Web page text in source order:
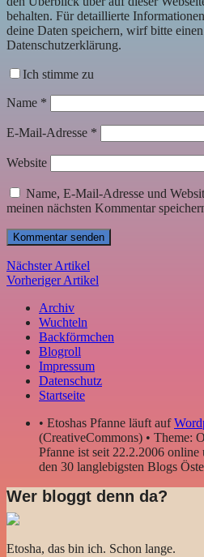
behalten. Für detaillierte
deine Daten speichern, wirf bitte
Datenschutzerklärung.
Ich stimme zu
Name *
E-Mail-Adresse *
Website
Name, E-Mail-Adresse und
meinen nächsten Kommentar
Nächster Artikel
Vorheriger Artikel
Archiv
Wuchteln
Backförmchen
Blogroll
Impressum
Datenschutz
Startseite
• Etoshas Pfanne läuft auf
(CreativeCommons) • Theme:
Pfanne ist seit 22.2.2006 online
den 30 langlebigsten Blogs
Wer bloggt denn da?
Etosha, das bin ich. Schon lange.